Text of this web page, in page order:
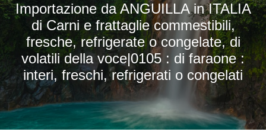
Importazione da ANGUILLA in ITALIA
di Carni e frattaglie commestibili,
fresche, refrigerate o congelate, di
volatili della voce|0105 : di faraone :
interi, freschi, refrigerati o congelati